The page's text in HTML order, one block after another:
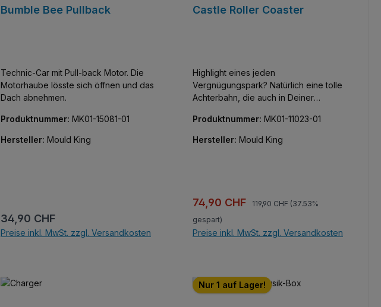
Bumble Bee Pullback
Technic-Car mit Pull-back Motor. Die
Motorhaube lösste sich öffnen und das
Dach abnehmen.
Produktnummer: MK01-15081-01
Hersteller: Mould King
Regulärer Preis:
34,90 CHF
Preise inkl. MwSt. zzgl. Versandkosten
Castle Roller Coaster
Highlight eines jeden
Vergnügungspark? Natürlich eine tolle
Achterbahn, die auch in Deiner
am besten noch kombiniert mit einer
Ritterbaurg. Power Functions: 2 x L-
Motoren und eine Batteriebox (6x AA-
Produktnummer: MK01-11023-01
Hersteller: Mould King
Verkaufspreis:
74,90 CHF Regulärer Preis:
119,90 CHF (37.53%
gespart)
Preise inkl. MwSt. zzgl. Versandkosten
Nur 1 auf Lager!